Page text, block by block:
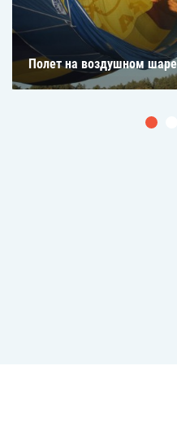
Полет на воздушном